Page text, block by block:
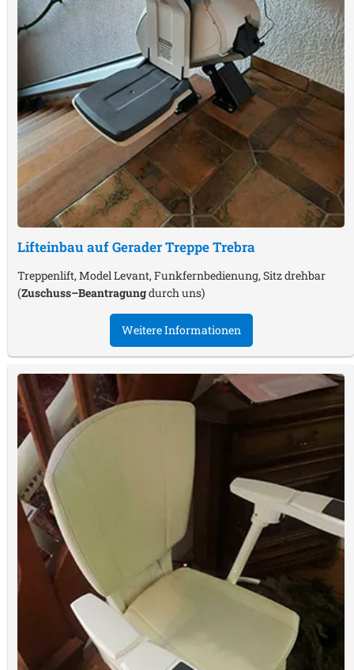
Lifteinbau auf Gerader TreppeTrebra
Treppenlift, Model Levant, Funkfernbedienung, Sitz drehbar
(Zuschuss–Beantragungdurch uns)
Weitere Informationen